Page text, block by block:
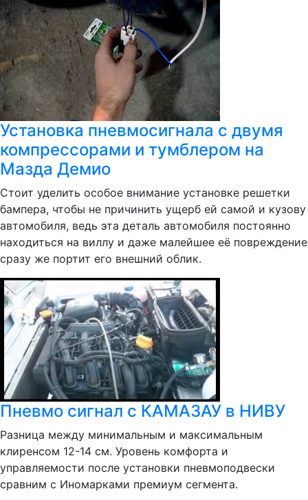
Установка пневмосигнала с двумя
компрессорами и тумблером на
Мазда Демио
Стоит уделить особое внимание установке решетки
бампера, чтобы не причинить ущерб ей самой и кузову
автомобиля, ведь эта деталь автомобиля постоянно
находиться на виллу и даже малейшее её повреждение
сразу же портит его внешний облик.
Пневмо сигнал с КАМАЗАУ в НИВУ
Разница между минимальным и максимальным
клиренсом 12-14 см. Уровень комфорта и
управляемости после установки пневмоподвески
сравним с Иномарками премиум сегмента.